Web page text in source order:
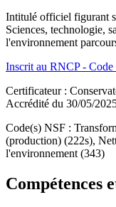
Intitulé officiel figurant
Sciences, technologie,
l'environnement
Inscrit au RNCP -
Certificateur :
Accrédité du 30/05/
Code(s) NSF :
(production) (222s),
l'environnement (343)
Compétences